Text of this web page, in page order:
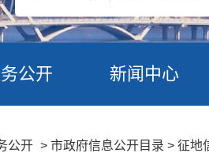
公开 新闻中心
公开 > 市政府信息公开目录 > 征地